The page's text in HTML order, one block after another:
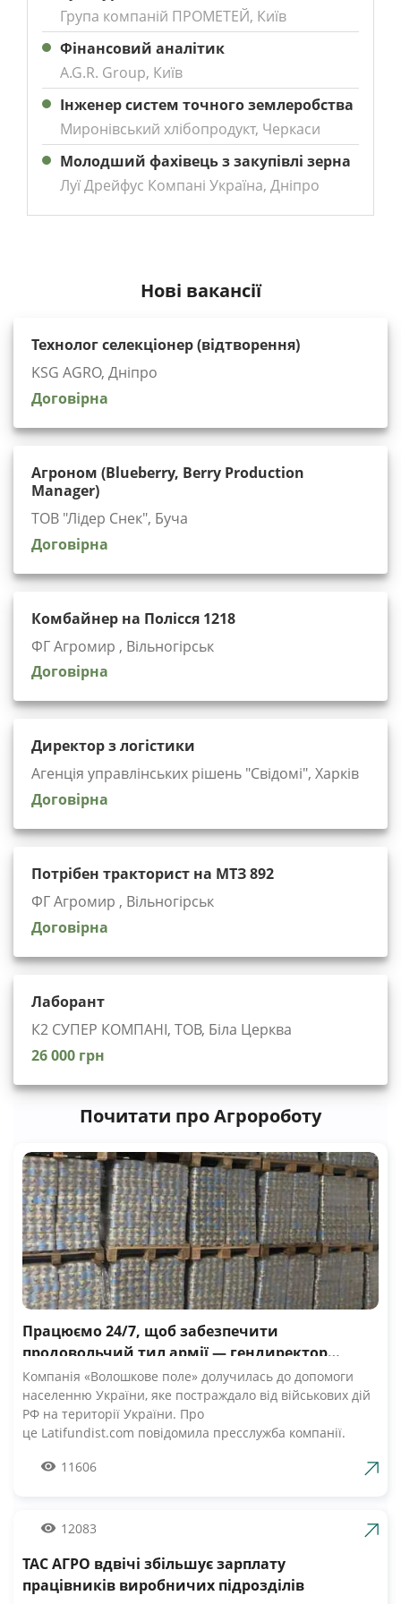
Група компаній ПРОМЕТЕЙ, Київ
Фінансовий аналітик
A.G.R. Group, Київ
Інженер систем точного землеробства
Миронівський хлібопродукт, Черкаси
Молодший фахівець з закупівлі зерна
Луї Дрейфус Компані Україна, Дніпро
Нові вакансії
Технолог селекціонер (відтворення)
KSG AGRO, Дніпро
Договірна
Агроном (Blueberry, Berry Production
Manager)
ТОВ "Лідер Снек", Буча
Договірна
Комбайнер на Полісся 1218
ФГ Агромир , Вільногірськ
Договірна
Директор з логістики
Агенція управлінських рішень "Cвідомі", Харків
Договірна
Потрібен тракторист на МТЗ 892
ФГ Агромир , Вільногірськ
Договірна
Лаборант
К2 СУПЕР КОМПАНІ, ТОВ, Біла Церква
26 000 грн
Почитати про Агророботу
Працюємо 24/7, щоб забезпечити
продовольчий тил армії — гендиректор
компанії Волошкове поле
Компанія «Волошкове поле» долучилась до допомоги
населенню України, яке постраждало від військових дій
РФ на території України. Про
це Latifundist.com повідомила пресслужба компанії.
Вже шосту добу наші Збройні Сили героїчно стримують
армії», — зазначив Андрій Табалов, генеральний
Компанія «Волошкове поле» вже відправила понад 10 т
молока для забезпечення біженців та тероборони в
11606
12083
ТАС АГРО вдвічі збільшує зарплату
працівників виробничих підрозділів